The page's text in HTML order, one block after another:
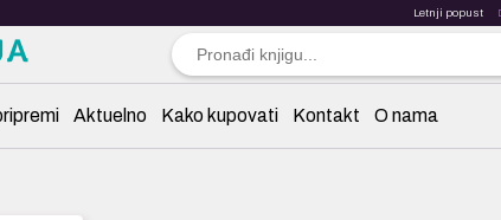
Letnji popust
Aktuelno Kako kupovati Kontakt O nama